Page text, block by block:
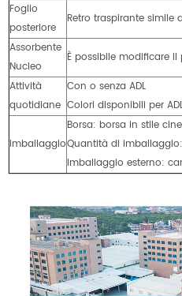
Foglio
posteriore
Retro traspirante simile
Assorbente
Nucleo
È possibile modificare
Attività
quotidiane
Con o senza ADL
Colori disponibili per
Imballaggio
Borsa: borsa in stile
Quantità di
Imballaggio esterno: